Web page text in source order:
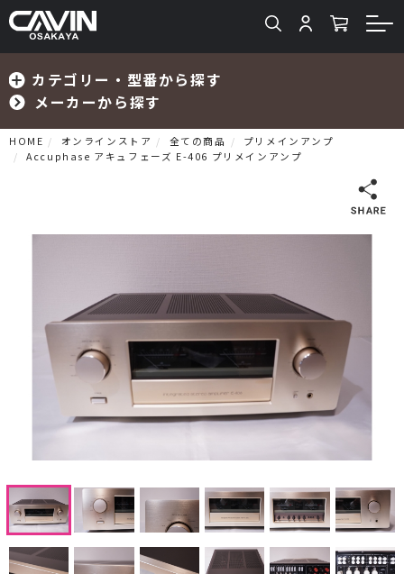
カテゴリー・型番から探す
メーカーから探す
検索
プリメインアンプ
プリアンプ
パワーアンプ
CDプレーヤー・レシーバー
ネットワークプレーヤー・D/Aコンバーター
レコードプレーヤー
HOME オンラインストア 全ての商品
プリメインアンプ
Accuphase アキュフェーズ E-406 プリメインアンプ